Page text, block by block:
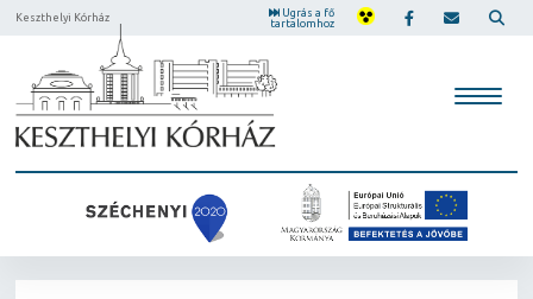
Keszthelyi Kórház
Ugrás a fő
tartalomhoz